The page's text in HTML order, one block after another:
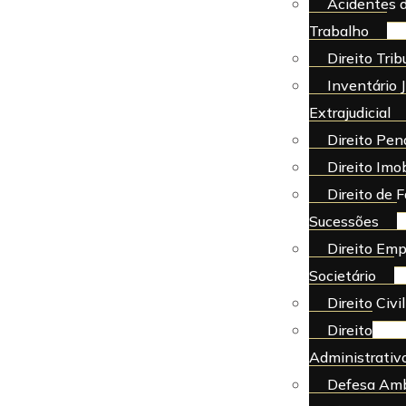
Acidentes
Trabalho
Direito
Inventário
Extrajudicial
Direito
Direito
Direito de
Sucessões
Direito
Societário
Direito Civil
Direito
Defesa